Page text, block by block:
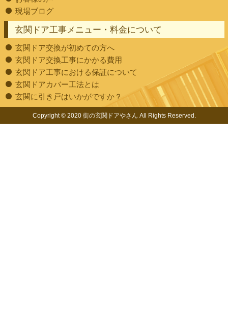
現場ブログ
玄関ドア工事メニュー・料金について
玄関ドア交換が初めての方へ
玄関ドア交換工事にかかる費用
玄関ドア工事における保証について
玄関ドアカバー工法とは
玄関に引き戸はいかがですか？
Copyright © 2020 街の玄関ドアやさん All Rights Reserved.